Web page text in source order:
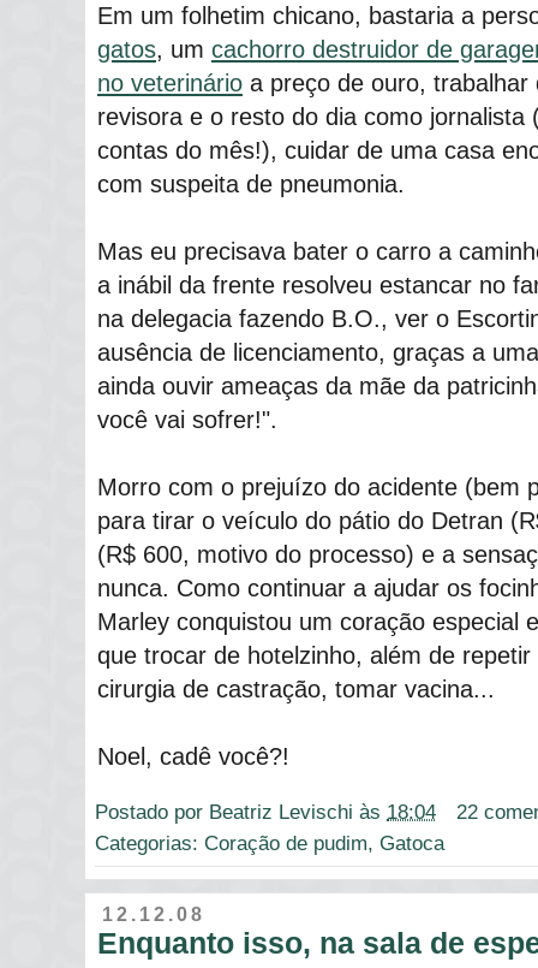
Em um folhetim chicano, bastaria a
gatos, um cachorro destruidor de
no veterinário a preço de ouro, trabalhar
revisora e o resto do dia como jornalista
contas do mês!), cuidar de uma casa
com suspeita de pneumonia.
Mas eu precisava bater o carro a
a inábil da frente resolveu estancar no
na delegacia fazendo B.O., ver o
ausência de licenciamento, graças a
ainda ouvir ameaças da mãe da
você vai sofrer!".
Morro com o prejuízo do acidente (bem
para tirar o veículo do pátio do Detran
(R$ 600, motivo do processo) e a
nunca. Como continuar a ajudar os
Marley conquistou um coração especial
que trocar de hotelzinho, além de
cirurgia de castração, tomar vacina...
Noel, cadê você?!
Postado por Beatriz Levischi às 18:04
22
Categorias: Coração de pudim, Gatoca
12.12.08
Enquanto isso, na sala de